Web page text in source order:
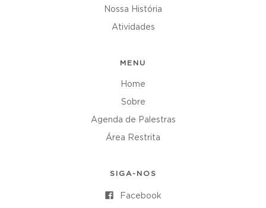
Nossa História
Atividades
MENU
Home
Sobre
Agenda de Palestras
Área Restrita
SIGA-NOS
Facebook